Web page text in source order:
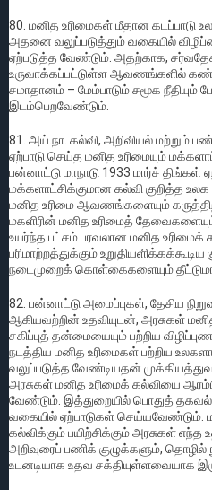
80. மனித உரிமைகள் மீதான கடப்பாடு
அதனை வலுப்படுத்தும் வகையில்
ஏற்படுத்த வேண்டும். அதற்காக,
உருவாக்கப்பட்டுள்ள ஆவணங்களில்
சமாதானம் – மேம்பாடும் சமூக
இடம்பெறவேண்டும்.
81. அய்.நா. கல்வி, அறிவியல் மற்றும்
ஏற்பாடு செய்த மனித உரிமையும்
பன்னாட்டு மாநாடு 1933 மார்ச்
மக்களாட்சிக்குமான கல்வி குறித்த
மனித உரிமை ஆவணங்களையும்
மகளிரின் மனித உரிமைத்
உயர்ந்த பட்சம் பரவலான மனித
பரிமாற்றத்துக்கும்
நடைமுறைக் கொள்கைகளையும்
82. பன்னாட்டு அமைப்புகள், தேசிய
ஆகியவற்றின் உதவியுடன், அரசுகள்
சகிப்புத் தன்மையையும் பற்றிய
நடத்திய மனித உரிமைகள் பற்றிய
வலுப்படுத்த வேண்டியதன்
அரசுகள் மனித உரிமைக் கல்வியை
வேண்டும். இத்துறையில் பொதுத் தகவல்
வகையில் ஏற்பாடுகள் செய்யவேண்டும்.
கல்விக்கும் பயிற்சிக்கும் அரசுகள் எந்த
அறிவுரைப் பணிக் குழுக்களும், தொழில்
உடனடியாக உதவ சக்தியுள்ளவையாக